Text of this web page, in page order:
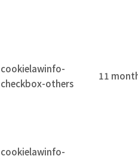
cookielawinfo-
checkbox-others
11
cookielawinfo-